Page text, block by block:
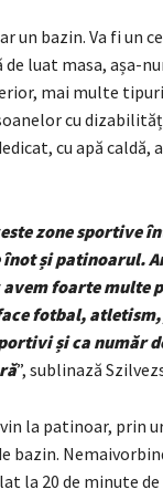
un bazin. Va fi un
luat masa, așa-
mai multe
cu
cu apă
zone sportive
și patinoarul.
foarte multe
fotbal, atletism,
și ca număr
”, sublinază
la patinoar, prin
bazin.
la 20 de minute de